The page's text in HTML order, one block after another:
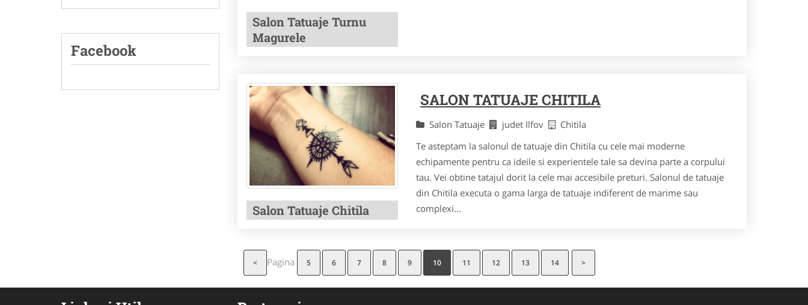
Facebook
Salon Tatuaje Turnu
Magurele
Salon Tatuaje Chitila
SALON TATUAJE CHITILA
Salon Tatuaje judet Ilfov
Chitila
Te asteptam la salonul de tatuaje din Chitila cu cele mai moderne
echipamente pentru ca ideile si experientele tale sa devina parte a corpului
tau. Vei obtine tatajul dorit la cele mai accesibile preturi. Salonul de tatuaje
din Chitila executa o gama larga de tatuaje indiferent de marime sau
complexi...
Pagina
< 5 6 7 8 9 10 11 12 13 14 >